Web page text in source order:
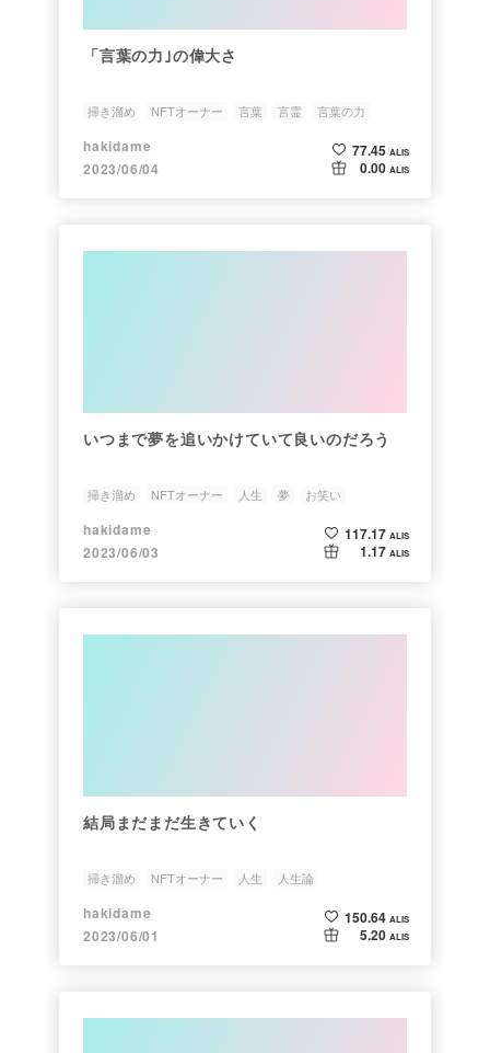
「言葉の力｣の偉大さ
掃き溜め NFTオーナー 言葉 言霊 言葉の力
hakidame
2023/06/04
77.45 ALIS
0.00 ALIS
いつまで夢を追いかけていて良いのだろう
掃き溜め NFTオーナー 人生 夢 お笑い
hakidame
2023/06/03
117.17 ALIS
1.17 ALIS
結局まだまだ生きていく
掃き溜め NFTオーナー 人生 人生論
hakidame
2023/06/01
150.64 ALIS
5.20 ALIS